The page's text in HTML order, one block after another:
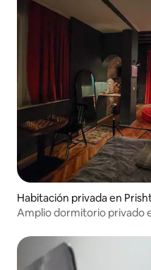
Habitación privada en
Amplio dormitorio privado